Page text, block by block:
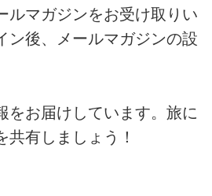
ルマガジンをお受け取りい
ン後、メールマガジンの設
をお届けしています。旅に
共有しましょう！